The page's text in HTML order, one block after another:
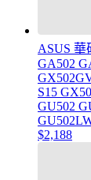
ASUS 華
GA502
S15
GU502
$2,188